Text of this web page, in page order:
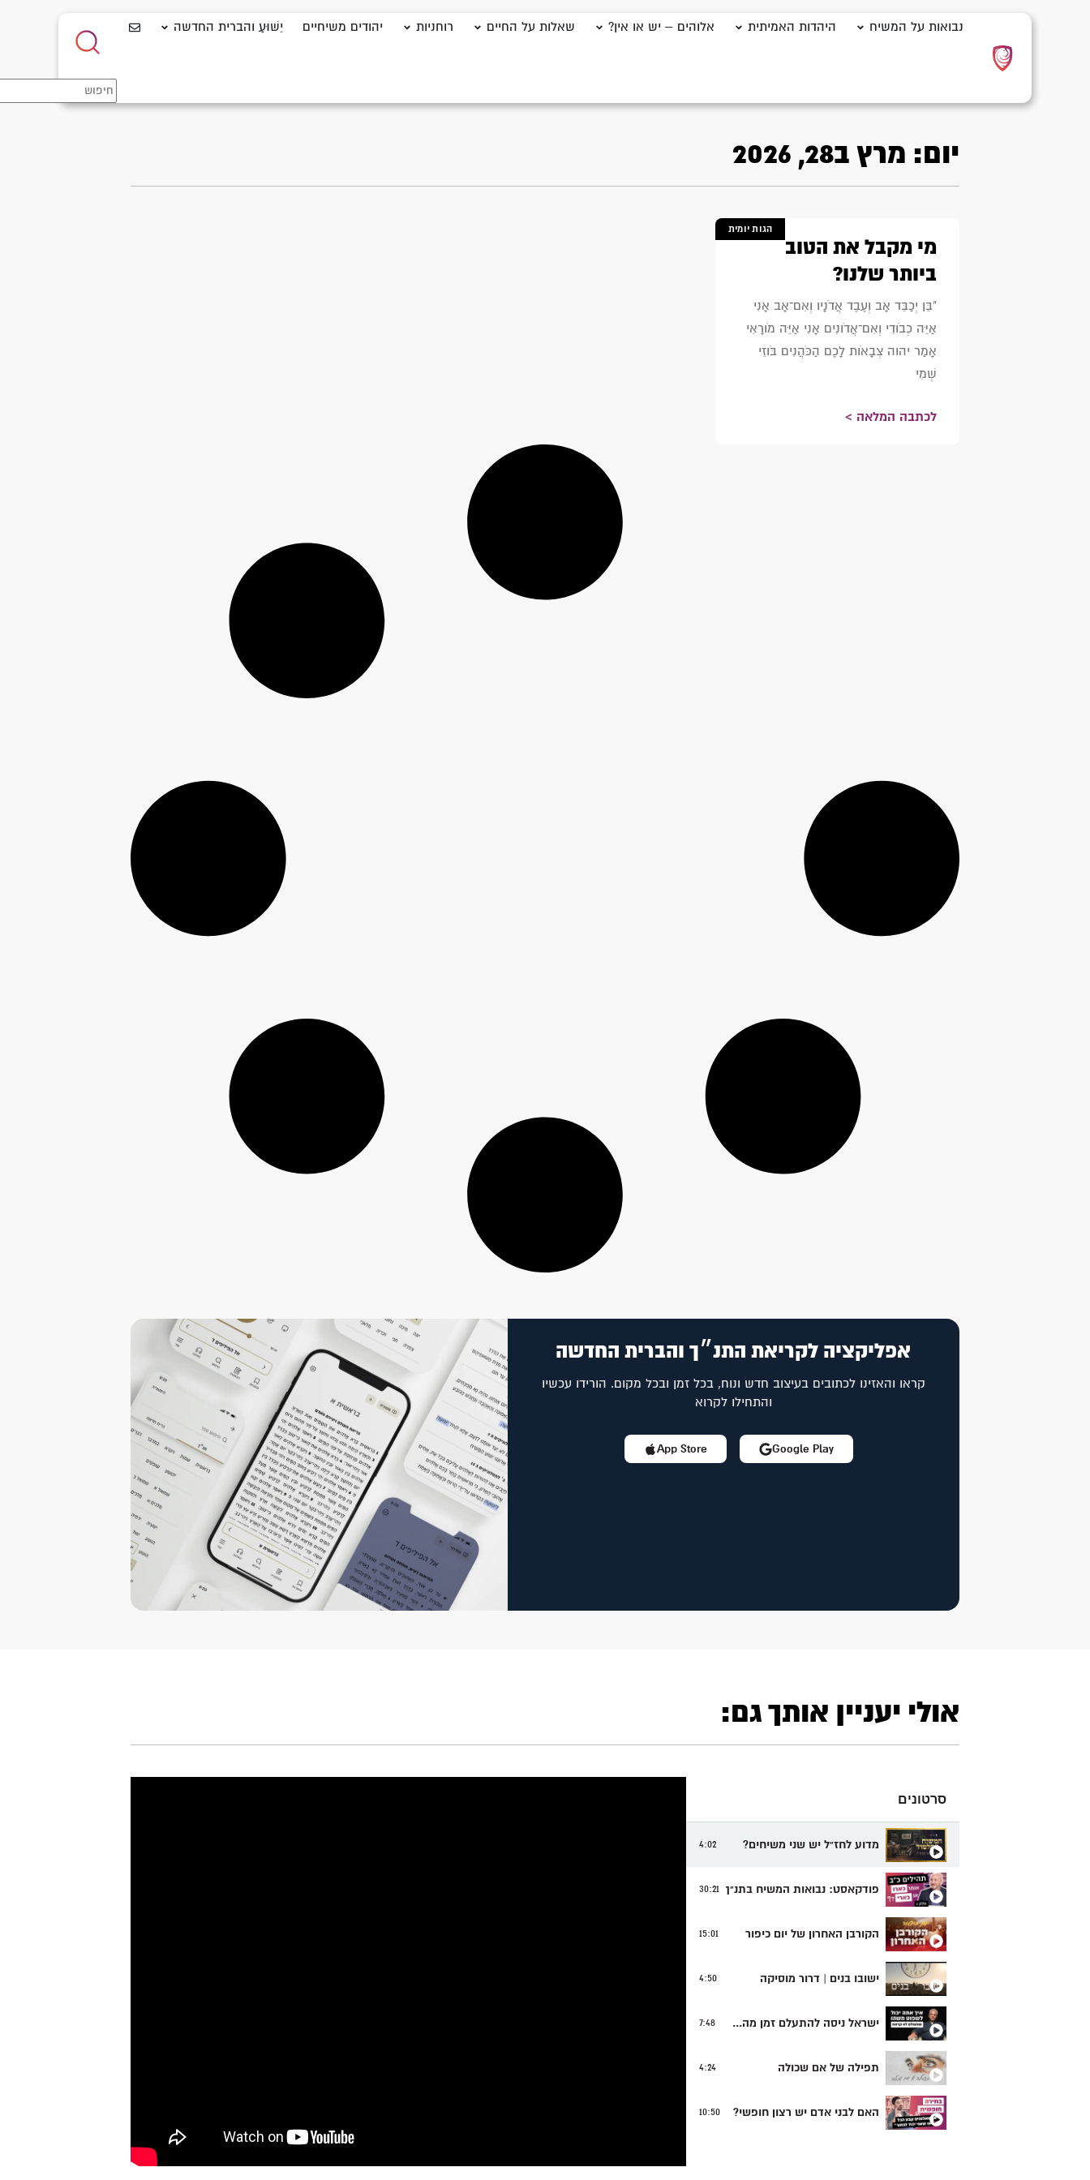
נבואות על המשיח היהדות האמיתית אלוהים – יש או אין? שאלות על החיים רוחניות יהודים משיחיים יֵשׁוּעַ והברית החדשה
יום: מרץ ב28, 2026
הגות יומית
מי מקבל את הטוב
ביותר שלנו?
"בֵּן יְכַבֵּד אָב וְעֶבֶד אֲדֹנָיו וְאִם־אָב אָנִי
אַיֵּה כְבֹודִי וְאִם־אֲדֹונִים אָנִי אַיֵּה מֹורָאִי
אָמַר יהוה צְבָאֹות לָכֶם הַכֹּהֲנִים בֹּוזֵי
שְׁמִי
לכתבה המלאה >
אפליקציה לקריאת התנ״ך והברית החדשה
קראו והאזינו לכתובים בעיצוב חדש ונוח, בכל זמן ובכל מקום. הורידו עכשיו
והתחילו לקרוא
App Store Google Play
אולי יעניין אותך גם:
סרטונים
מדוע לחז"ל יש שני משיחים? 4:02
פודקאסט: נבואות המשיח בתנ"ך 30:21
הקורבן האחרון של יום כיפור 15:01
ישובו בנים | דרור מוסיקה 4:50
ישראל ניסה להתעלם זמן מה... 7:48
תפילה של אם שכולה 4:24
האם לבני אדם יש רצון חופשי? 10:50